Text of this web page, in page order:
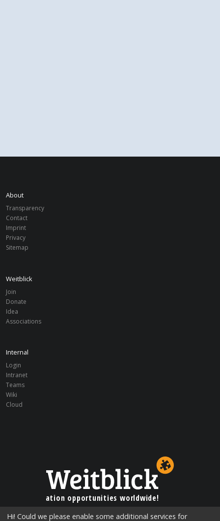
About
Transparency
Contact
Imprint
Privacy
Sitemap
Weitblick
Join
Donate
Idea
Associations
Internal
Login
Intranet
Teams
Wiki
Cloud
Education opportunities worldwide!
Hi! Could we please enable some additional services for